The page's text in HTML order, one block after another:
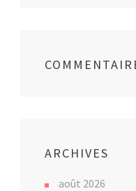
ARCHIVES
août 2026